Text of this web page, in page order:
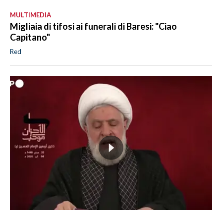
MULTIMEDIA
Migliaia di tifosi ai funerali di Baresi: "Ciao
Capitano"
Red